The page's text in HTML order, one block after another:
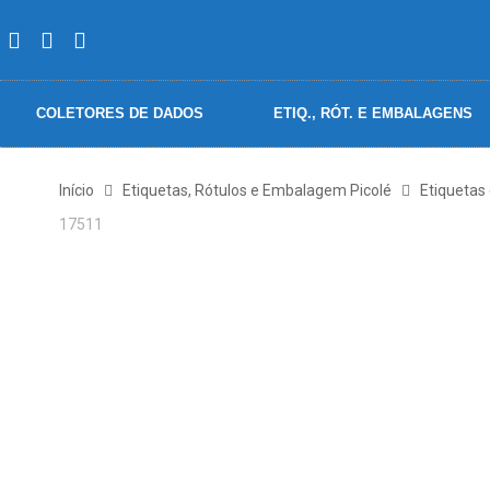
COLETORES DE DADOS ETIQ., RÓT. E EMBALAGENS
Início Etiquetas, Rótulos e Embalagem Picolé
Etiquetas
17511